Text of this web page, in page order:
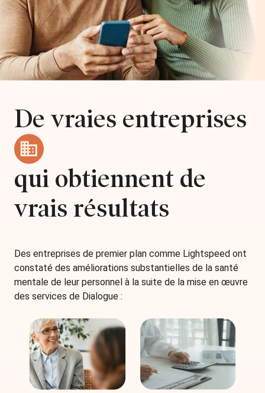
De vraies entreprises
qui obtiennent de
vrais résultats
Des entreprises de premier plan comme Lightspeed ont
constaté des améliorations substantielles de la santé
mentale de leur personnel à la suite de la mise en œuvre
des services de Dialogue :